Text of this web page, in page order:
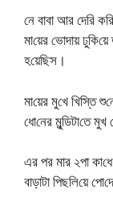
নে বাবা আর দে‌রি
মা‌য়ের ভোদায়
হ‌য়ে‌ছিস।
মা‌য়ের মু‌খে খি‌স্তি
ধো‌নের মু‌ন্ডিটা‌তে
এর পর মার ২পা
বাড়াটা পিছ‌লি‌য়ে